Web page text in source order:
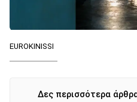
EUROKINISSI
Δες περισσότερα